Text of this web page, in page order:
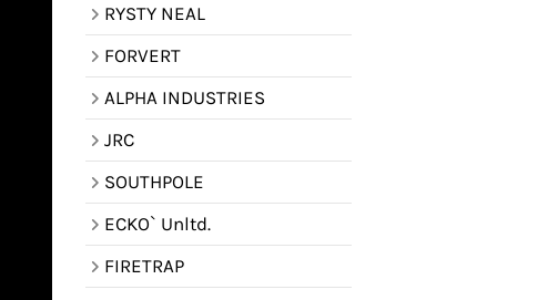
RYSTY NEAL
FORVERT
ALPHA INDUSTRIES
JRC
SOUTHPOLE
ECKO` Unltd.
FIRETRAP